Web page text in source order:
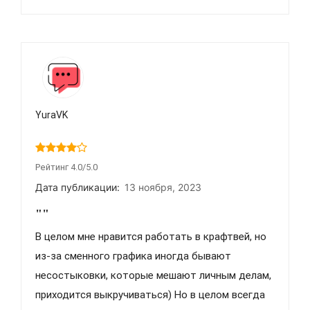
YuraVK
Рейтинг 4.0/5.0
Дата публикации: 13 ноября, 2023
""
В целом мне нравится работать в крафтвей, но
из-за сменного графика иногда бывают
несостыковки, которые мешают личным делам,
приходится выкручиваться) Но в целом всегда